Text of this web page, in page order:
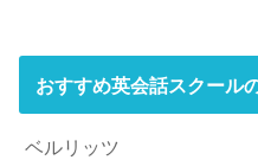
おすすめ英会話スクール
ベルリッツ